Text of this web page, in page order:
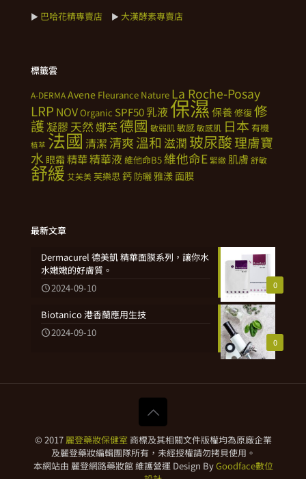
► 巴哈花精專賣店 ► 大漢酵素專賣店
標籤雲
A-DERMAAvene Fleurance Nature La Roche-Posay
LRP NOVOrganic SPF50乳液 保濕保養修復修
護凝膠 天然娜芙德國 敏弱肌敏感敏感肌 日本 有機
植萃 法國清潔 清爽溫和 滋潤 玻尿酸理膚寶
水 眼霜 精華精華液 維他命B5 維他命E 緊緻 肌膚 舒敏
舒緩 艾芙美芙樂思 鈣 防曬雅漾面膜
最新文章
0
Dermacurel 德美凱 精華面膜系列，讓你水
水嫩嫩的好膚質。
2024-09-10
0
Biotanico 港香蘭應用生技
2024-09-10
© 2017 麗登藥妝保健室 商標及其相關文件版權均為原廠企業
及麗登藥妝編輯團隊所有，未經授權請勿拷貝使用。
本網站由 麗登網路藥妝館 維護營運 Design ByGoodface數位